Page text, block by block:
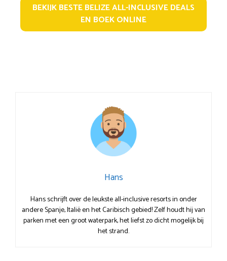
BEKIJK BESTE BELIZE ALL-INCLUSIVE DEALS
EN BOEK ONLINE
Hans
Hans schrijft over de leukste all-inclusive resorts in onder
andere Spanje, Italië en het Caribisch gebied! Zelf houdt hij van
parken met een groot waterpark, het liefst zo dicht mogelijk bij
het strand.